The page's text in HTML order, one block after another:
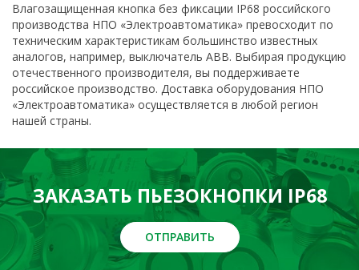
Влагозащищенная кнопка без фиксации IP68 российского
производства НПО «Электроавтоматика» превосходит по
техническим характеристикам большинство известных
аналогов, например, выключатель ABB. Выбирая продукцию
отечественного производителя, вы поддерживаете
российское производство. Доставка оборудования НПО
«Электроавтоматика» осуществляется в любой регион
нашей страны.
ЗАКАЗАТЬ ПЬЕЗОКНОПКИ IP68
ОТПРАВИТЬ